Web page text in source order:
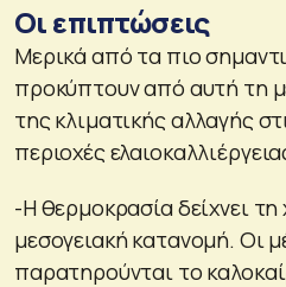
Οι επιπτώσεις
Μερικά από τα πιο
προκύπτουν από αυτή τη
της κλιματικής αλλαγής
περιοχές
-Η θερμοκρασία δείχνει
μεσογειακή κατανομή. Οι
παρατηρούνται το